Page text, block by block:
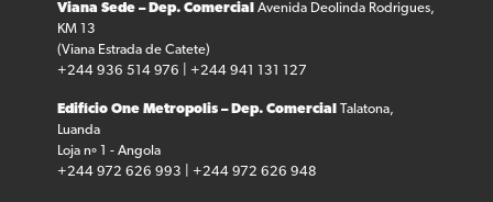
Viana Sede – Dep. Comercial
Avenida Deolinda Rodrigues,
KM 13
(Viana Estrada de Catete)
+244 936 514 976 | +244 941 131 127
Edifício One Metropolis – Dep. Comercial
Talatona,
Luanda
Loja nº 1 - Angola
+244 972 626 993 | +244 972 626 948